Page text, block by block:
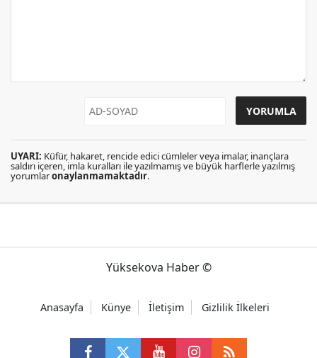
UYARI: Küfür, hakaret, rencide edici cümleler veya imalar, inançlara
saldırı içeren, imla kuralları ile yazılmamış ve büyük harflerle yazılmış
yorumlaronaylanmamaktadır.
Yüksekova Haber ©
Anasayfa Künye İletişim Gizlilik İlkeleri